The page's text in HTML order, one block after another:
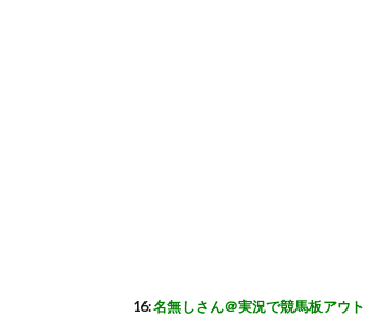
16:名無しさん＠実況で競馬板アウト